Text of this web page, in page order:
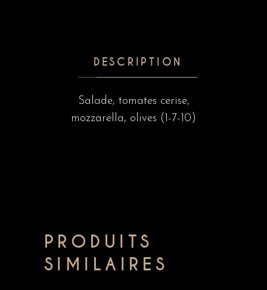
DESCRIPTION
Salade, tomates cerise,
mozzarella, olives (1-7-10)
PRODUITS
SIMILAIRES